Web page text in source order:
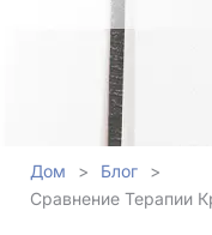
Дом > Блог
>
Сравнение Терапии